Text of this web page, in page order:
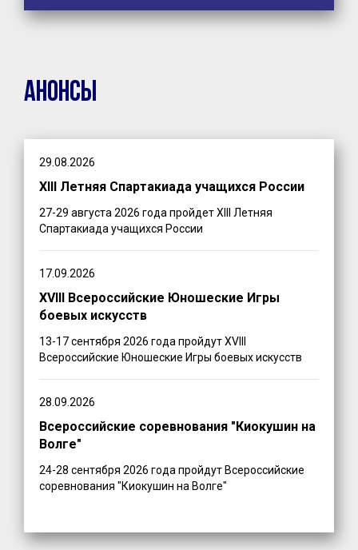
Анонсы
29.08.2026
XIII Летняя Спартакиада учащихся России
27-29 августа 2026 года пройдет XIII Летняя
Спартакиада учащихся России
17.09.2026
XVIII Всероссийские Юношеские Игры
боевых искусств
13-17 сентября 2026 года пройдут XVIII
Всероссийские Юношеские Игры боевых искусств
28.09.2026
Всероссийские соревнования "Киокушин на
Волге"
24-28 сентября 2026 года пройдут Всероссийские
соревнования "Киокушин на Волге"